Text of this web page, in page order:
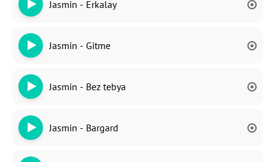
Jasmin - Erkalay
Jasmin - Gitme
Jasmin - Bez tebya
Jasmin - Bargard